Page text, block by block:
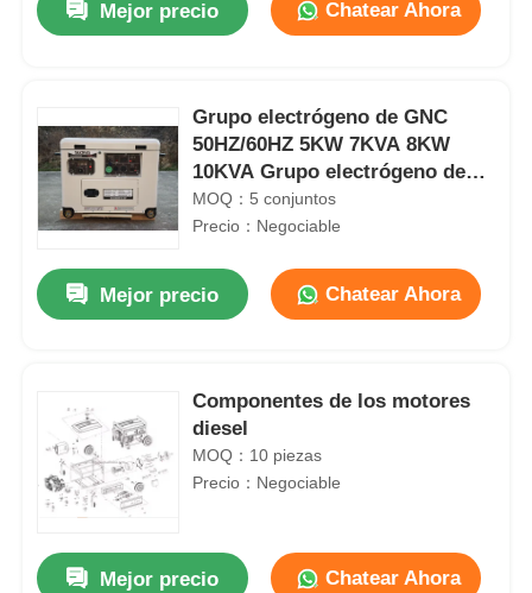
Mejor precio Chatear Ahora
Grupo electrógeno de GNC
50HZ/60HZ 5KW 7KVA 8KW
10KVA Grupo electrógeno de
GNC de 4 tiempos
MOQ：5 conjuntos
Precio：Negociable
Mejor precio Chatear Ahora
Componentes de los motores
diesel
MOQ：10 piezas
Precio：Negociable
Mejor precio Chatear Ahora